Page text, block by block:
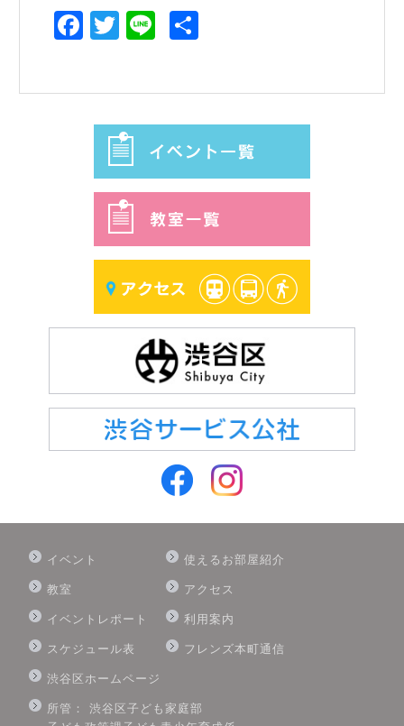
Facebook
Twitter
Line
イベント
教室
イベントレポート
スケジュール表
使えるお部屋紹介
アクセス
利用案内
フレンズ本町通信
渋谷区ホームページ
所管： 渋谷区子ども家庭部